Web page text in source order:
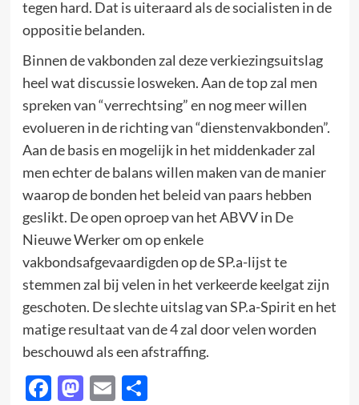
tegen hard. Dat is uiteraard als de socialisten in de
oppositie belanden.
Binnen de vakbonden zal deze verkiezingsuitslag
heel wat discussie losweken. Aan de top zal men
spreken van “verrechtsing” en nog meer willen
evolueren in de richting van “dienstenvakbonden”.
Aan de basis en mogelijk in het middenkader zal
men echter de balans willen maken van de manier
waarop de bonden het beleid van paars hebben
geslikt. De open oproep van het ABVV in De
Nieuwe Werker om op enkele
vakbondsafgevaardigden op de SP.a-lijst te
stemmen zal bij velen in het verkeerde keelgat zijn
geschoten. De slechte uitslag van SP.a-Spirit en het
matige resultaat van de 4 zal door velen worden
beschouwd als een afstraffing.
Facebook
Mastodon
EmailDelen